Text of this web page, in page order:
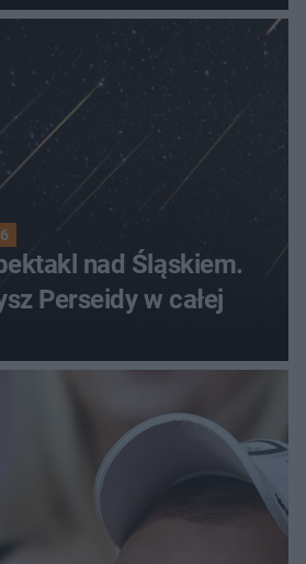
nad Śląskiem.
Perseidy w całej